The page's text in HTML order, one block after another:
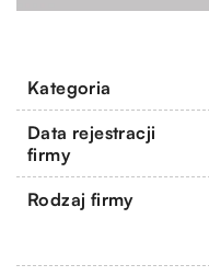
Kategoria
Data rejestracji
firmy
Rodzaj firmy